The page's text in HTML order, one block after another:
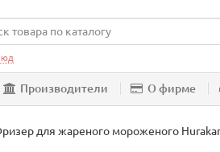
Производители О фирме
для жареного мороженого